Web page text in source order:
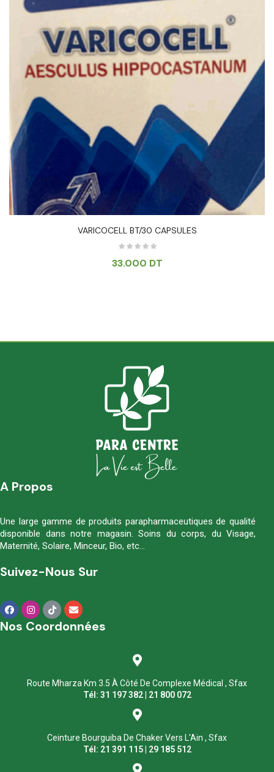
VARICOCELL BT/30 CAPSULES
33.000 DT
A Propos
Une large gamme de produits parapharmaceutiques de qualité
disponible dans notre magasin. Soins du corps, du Visage,
Maternité, Solaire, Minceur, Bio, etc…
Suivez-Nous Sur
Nos Coordonnées
Route Mharza Km 3.5 À Côté De Complexe Médical , Sfax
Tél: 31 197 382 | 21 800 072
Ceinture Bourguiba De Chaker Vers L'Ain , Sfax
Tél: 21 391 115 | 29 185 512